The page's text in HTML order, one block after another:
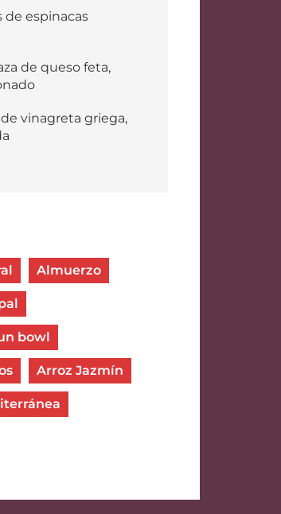
de espinacas
de queso feta,
vinagreta griega,
Almuerzo
bowl
Arroz Jazmín